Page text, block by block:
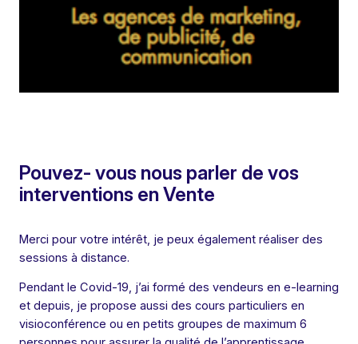
Pouvez- vous nous parler de vos
interventions en Vente
Merci pour votre intérêt, je peux également réaliser des
sessions à distance.
Pendant le Covid-19, j’ai formé des vendeurs en e-learning
et depuis, je propose aussi des cours particuliers en
visioconférence ou en petits groupes de maximum 6